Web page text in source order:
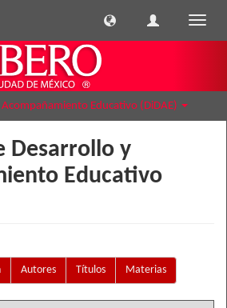
Educativo (DiDAE)
Desarrollo y
Educativo
Autores Títulos Materias